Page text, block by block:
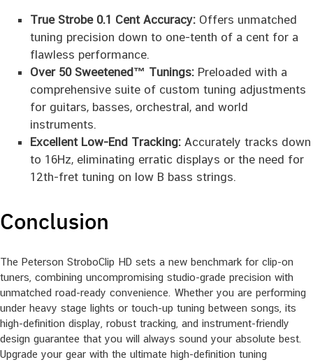
True Strobe 0.1 Cent Accuracy:Offers unmatched
tuning precision down to one-tenth of a cent for a
flawless performance.
Over 50 Sweetened™ Tunings:Preloaded with a
comprehensive suite of custom tuning adjustments
for guitars, basses, orchestral, and world
instruments.
Excellent Low-End Tracking:Accurately tracks down
to 16Hz, eliminating erratic displays or the need for
12th-fret tuning on low B bass strings.
Conclusion
The Peterson StroboClip HD sets a new benchmark for clip-on
tuners, combining uncompromising studio-grade precision with
unmatched road-ready convenience. Whether you are performing
under heavy stage lights or touch-up tuning between songs, its
high-definition display, robust tracking, and instrument-friendly
design guarantee that you will always sound your absolute best.
Upgrade your gear with the ultimate high-definition tuning